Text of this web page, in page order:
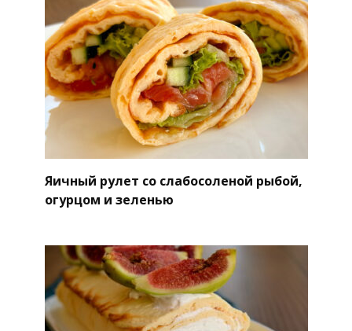
Яичный рулет со слабосоленой рыбой,
огурцом и зеленью